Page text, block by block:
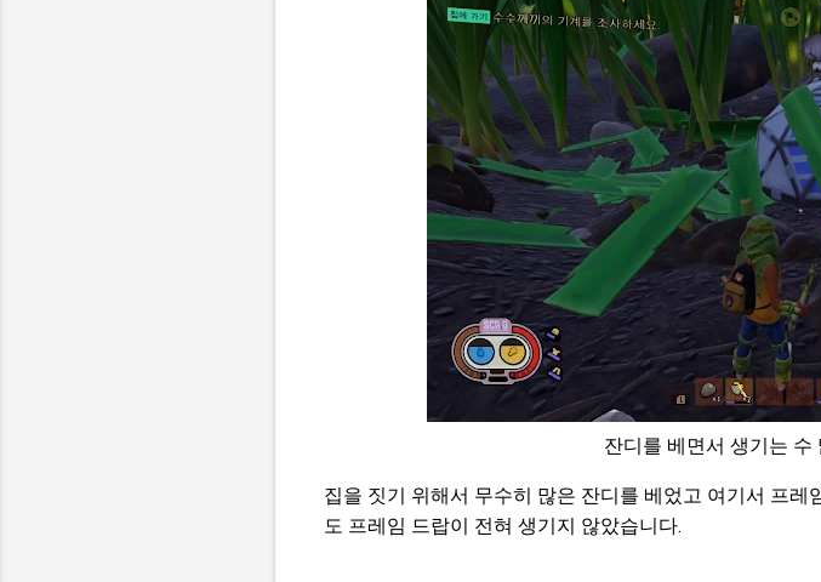
잔디를 베면서 생기는 수
집을 짓기 위해서 무수히 많은 잔디를 베었고 여기서 프
도 프레임 드랍이 전혀 생기지 않았습니다.